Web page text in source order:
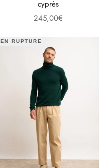
cyprès
Prix de vente
245,00€
EN RUPTURE